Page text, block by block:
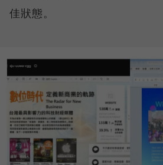
佳狀態。